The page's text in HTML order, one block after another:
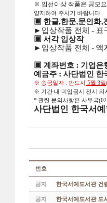
※ 입선이상 작품은 공모
양지하여 주시기 바랍니다.
▣ 한글,한문,문인화,
►입상작품 전체 - 표
▣ 서각 입상작
►입상작품 전체 - 액
▣ 계좌번호 : 기업은
예금주 : 사단법인 한
※ 송금일자 : 반드시 5월 3일
※ 기간 내 미입금시 전시 의
* 관련 문의사항은 사무국
사단법인 한국서
번호
공지 한국서예도서관 건
공지 한국서예도서관 도